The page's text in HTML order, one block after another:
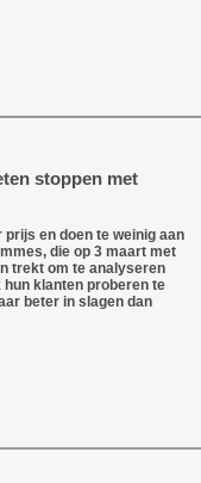
stoppen met
en doen te weinig aan
die op 3 maart met
trekt om te analyseren
klanten proberen te
beter in slagen dan